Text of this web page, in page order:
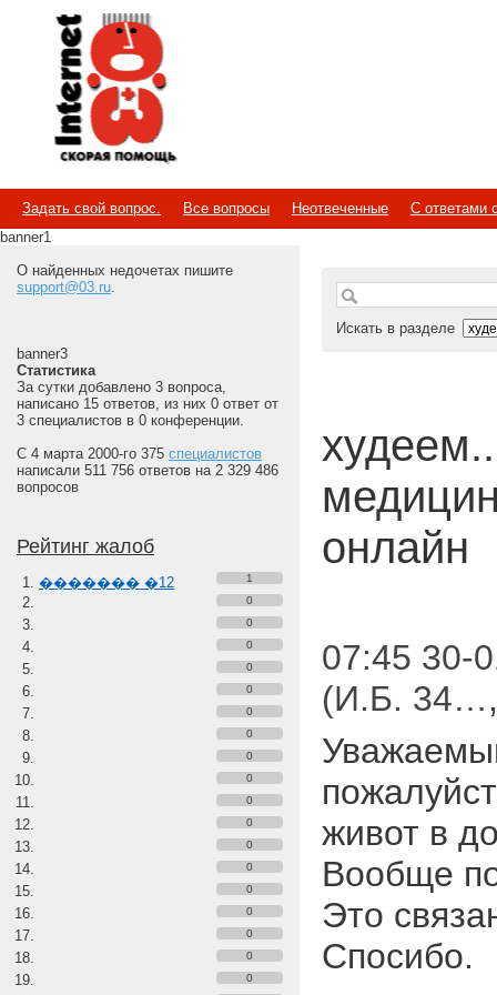
Internet
Скорая помощь
Задать свой вопрос. Все вопросы Неотвеченные
С ответами
banner1
О найденных недочетах пишите
support@03.ru.
banner3
Статистика
За сутки добавлено 3 вопроса,
написано 15 ответов, из них 0 ответ от
3 специалистов в 0 конференции.
С 4 марта 2000-го 375 специалистов
написали 511 756 ответов на 2 329 486
вопросов
Рейтинг жалоб
������� �12
1
0
0
0
0
0
0
0
0
0
0
0
0
0
0
0
0
0
0
Искать в разделе
онлайн
07:45 30-
(И.Б. 34…
живот в
Вообще
Это
Спосибо.